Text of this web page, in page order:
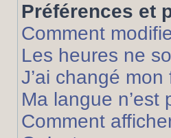
Préférences et
Comment
Les heures ne
J’ai changé
Ma langue n’est
Comment